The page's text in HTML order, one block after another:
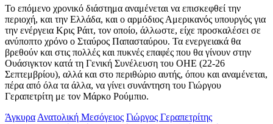
Το επόμενο χρονικό διάστημα αναμένεται να επισκεφθεί την
περιοχή, και την Ελλάδα, και ο αρμόδιος Αμερικανός υπουργός για
την ενέργεια Κρις Ράιτ, τον οποίο, άλλωστε, είχε προσκαλέσει σε
ανύποπτο χρόνο ο Σταύρος Παπασταύρου. Τα ενεργειακά θα
βρεθούν και στις πολλές και πυκνές επαφές που θα γίνουν στην
Ουάσιγκτον κατά τη Γενική Συνέλευση του ΟΗΕ (22-26
Σεπτεμβρίου), αλλά και στο περιθώριο αυτής, όπου και αναμένεται,
πέρα από όλα τα άλλα, να γίνει συνάντηση του Γιώργου
Γεραπετρίτη με τον Μάρκο Ρούμπιο.
Άγκυρα Ανατολική Μεσόγειος Γιώργος Γεραπετρίτης